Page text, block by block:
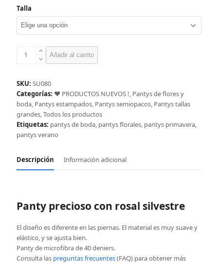
Talla
Panty
cantidad
Añadir al carrito
SKU: SU080
Categorías: ❤️ PRODUCTOS NUEVOS !, Pantys de flores y
boda, Pantys estampados, Pantys semiopacos, Pantys tallas
grandes,Todos los productos
Etiquetas: pantys de boda, pantys florales, pantys primavera,
pantys verano
Descripción Información adicional
Panty precioso con rosal silvestre
El diseño es diferente en las piernas. El material es muy suave y
elástico, y se ajusta bien.
Panty de microfibra de 40 deniers.
Consulta las preguntas frecuentes(FAQ) para obtener más